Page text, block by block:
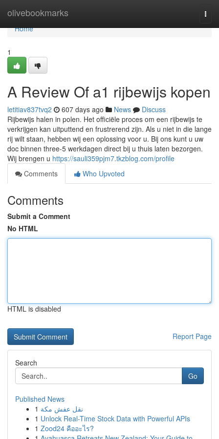
olivebookmarks
Home
Home
1
A Review Of a1 rijbewijs kopen
letitiav837tvq2 607 days ago News
Discuss
Rijbewijs halen in polen. Het officiële proces om een ​​rijbewijs te
verkrijgen kan uitputtend en frustrerend zijn. Als u niet in die lange
rij wilt staan, hebben wij een oplossing voor u. Bij ons kunt u uw
doc binnen three-5 werkdagen direct bij u thuis laten bezorgen.
Wij brengen u https://sauli359pjm7.tkzblog.com/profile
Comments
Who Upvoted
Comments
Submit a Comment
No HTML
HTML is disabled
Report Page
Search
Go
Published News
1 نقل عفش مكة
1 Unlock Real-Time Stock Data with Powerful APIs
1 Zood24 คืออะไร?